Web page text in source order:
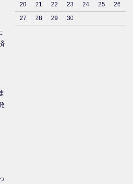
20
21 22 23 24 25
26
27
28 29 30